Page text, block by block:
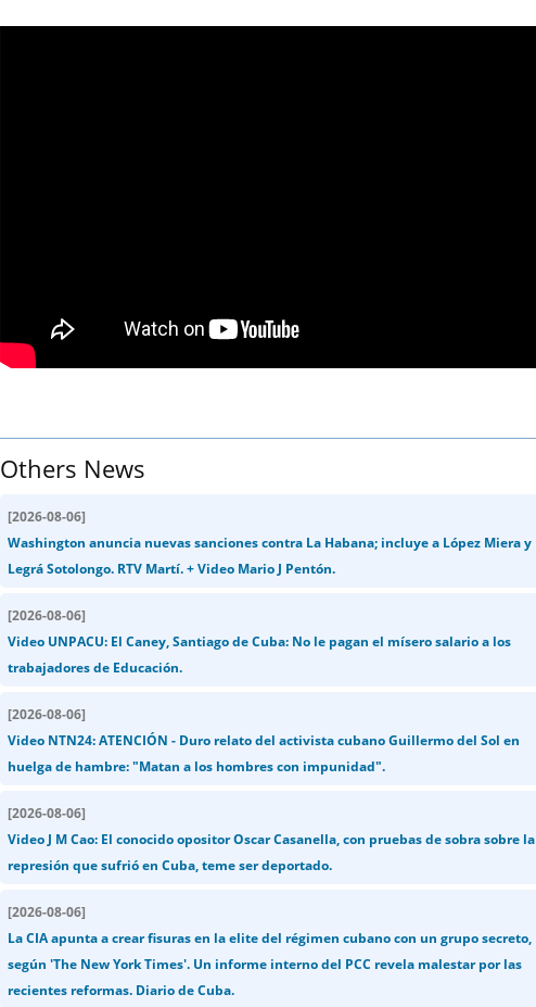
Others News
[2026-08-06]
Washington anuncia nuevas sanciones contra La Habana; incluye a López Miera y
Legrá Sotolongo. RTV Martí. + Video Mario J Pentón.
[2026-08-06]
Video UNPACU: El Caney, Santiago de Cuba: No le pagan el mísero salario a los
trabajadores de Educación.
[2026-08-06]
Video NTN24: ATENCIÓN - Duro relato del activista cubano Guillermo del Sol en
huelga de hambre: "Matan a los hombres con impunidad".
[2026-08-06]
Video J M Cao: El conocido opositor Oscar Casanella, con pruebas de sobra sobre la
represión que sufrió en Cuba, teme ser deportado.
[2026-08-06]
La CIA apunta a crear fisuras en la elite del régimen cubano con un grupo secreto,
según 'The New York Times'. Un informe interno del PCC revela malestar por las
recientes reformas. Diario de Cuba.